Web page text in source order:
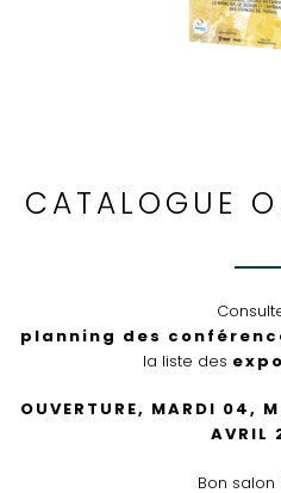
CATALOGUE
planning des
la liste des
OUVERTURE, MARDI 04,
AVRIL
Bon salon